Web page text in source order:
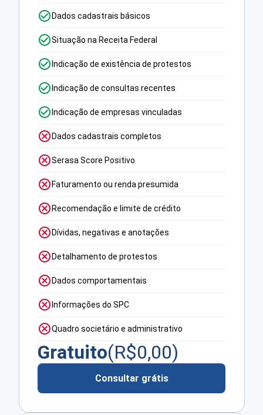
Dados cadastrais básicos
Situação na Receita Federal
Indicação de existência de protestos
Indicação de consultas recentes
Indicação de empresas vinculadas
Dados cadastrais completos
Serasa Score Positivo
Faturamento ou renda presumida
Recomendação e limite de crédito
Dívidas, negativas e anotações
Detalhamento de protestos
Dados comportamentais
Informações do SPC
Quadro societário e administrativo
Gratuito(R$0,00)
Consultar grátis